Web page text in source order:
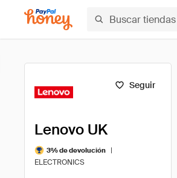
Seguir
Lenovo UK
3% de devolución
|
ELECTRONICS